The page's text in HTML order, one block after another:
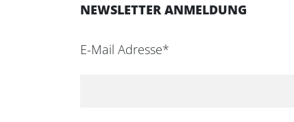
NEWSLETTER ANMELDUNG
E-Mail Adresse*